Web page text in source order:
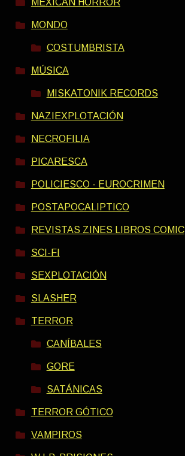
MONDO
COSTUMBRISTA
MÚSICA
MISKATONIK RECORDS
NAZIEXPLOTACIÓN
NECROFILIA
PICARESCA
POLICIESCO - EUROCRIMEN
POSTAPOCALIPTICO
REVISTAS ZINES LIBROS COMIC
SCI-FI
SEXPLOTACIÓN
SLASHER
TERROR
CANÍBALES
GORE
SATÁNICAS
TERROR GÓTICO
VAMPIROS